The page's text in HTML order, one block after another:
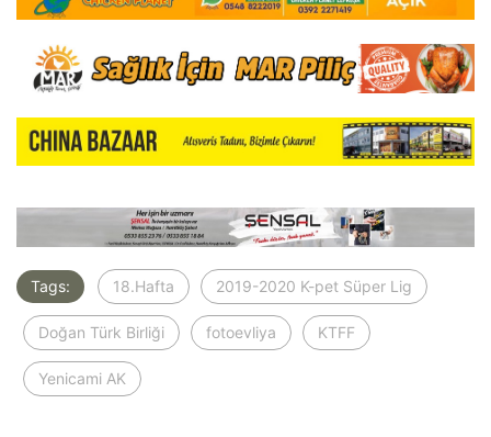
Tags: 18.Hafta 2019-2020 K-pet Süper Lig
Doğan Türk Birliği fotoevliya KTFF
Yenicami AK